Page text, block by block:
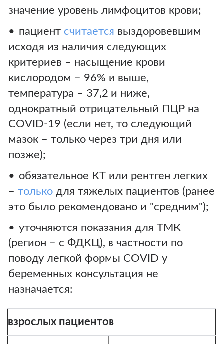
значение уровень лимфоцитов крови;
пациент считается выздоровевшим
исходя из наличия следующих
критериев – насыщение крови
кислородом – 96% и выше,
температура – 37,2 и ниже,
однократный отрицательный ПЦР на
COVID-19 (если нет, то следующий
мазок – только через три дня или
позже);
обязательное КТ или рентген легких
– только для тяжелых пациентов (ранее
это было рекомендовано и "средним");
уточняются показания для ТМК
(регион – с ФДКЦ), в частности по
поводу легкой формы COVID у
беременных консультация не
назначается:
взрослых пациентов